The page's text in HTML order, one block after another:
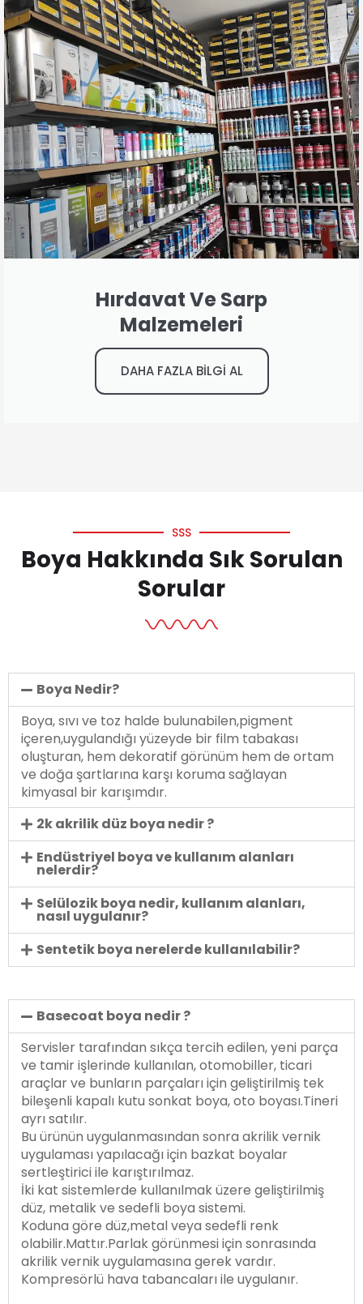
Hırdavat Ve Sarp
Malzemeleri
DAHA FAZLA BİLGİ AL
SSS
Boya Hakkında Sık Sorulan
Sorular
Boya Nedir?
Boya, sıvı ve toz halde bulunabilen,pigment
içeren,uygulandığı yüzeyde bir film tabakası
oluşturan, hem dekoratif görünüm hem de ortam
ve doğa şartlarına karşı koruma sağlayan
kimyasal bir karışımdır.
2k akrilik düz boya nedir ?
Endüstriyel boya ve kullanım alanları
nelerdir?
Selülozik boya nedir, kullanım alanları,
nasıl uygulanır?
Sentetik boya nerelerde kullanılabilir?
Basecoat boya nedir ?
Servisler tarafından sıkça tercih edilen, yeni parça
ve tamir işlerinde kullanılan, otomobiller, ticari
araçlar ve bunların parçaları için geliştirilmiş tek
bileşenli kapalı kutu sonkat boya, oto boyası.Tineri
ayrı satılır.
Bu ürünün uygulanmasından sonra akrilik vernik
uygulaması yapılacağı için bazkat boyalar
sertleştirici ile karıştırılmaz.
İki kat sistemlerde kullanılmak üzere geliştirilmiş
düz, metalik ve sedefli boya sistemi.
Koduna göre düz,metal veya sedefli renk
olabilir.Mattır.Parlak görünmesi için sonrasında
akrilik vernik uygulamasına gerek vardır.
Kompresörlü hava tabancaları ile uygulanır.